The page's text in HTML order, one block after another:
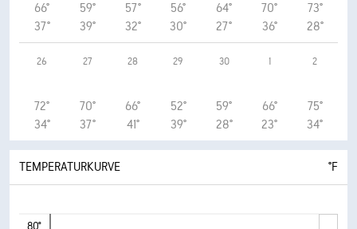
66°
37°
59°
39°
57°
32°
56°
30°
64°
27°
70°
36°
73°
28°
26
72°
34°
27
70°
37°
28
66°
41°
29
52°
39°
30
59°
28°
1
66°
23°
2
75°
34°
TEMPERATURKURVE °F
80°